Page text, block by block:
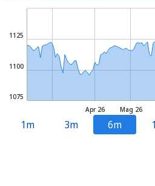
Mag 26
Apr 26
1075
1100
1125
1m 3m 6m